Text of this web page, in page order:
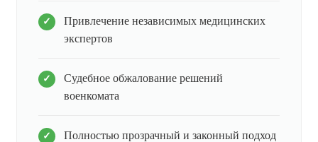
Привлечение независимых медицинских
экспертов
Судебное обжалование решений
военкомата
Полностью прозрачный и законный подход